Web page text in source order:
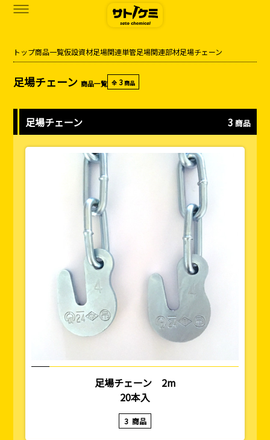
カタログダウンロード
サトケミって？
お知らせ
お問い合わせ
アクセス
トップ商品一覧仮設資材足場関連単管足場関連部材足場チェーン
足場チェーン 商品一覧 全 3 商品
足場チェーン 3 商品
足場チェーン 2m
20本入
3 商品